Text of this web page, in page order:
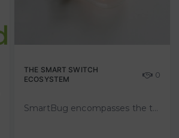
THE SMART SWITCH
ECOSYSTEM
0
SmartBug encompasses the tech trends and solutions identified by the major research institutes and has anticipated the development of IoT technology in the home environment. We followed the intuition that a new paradigm within the smar…